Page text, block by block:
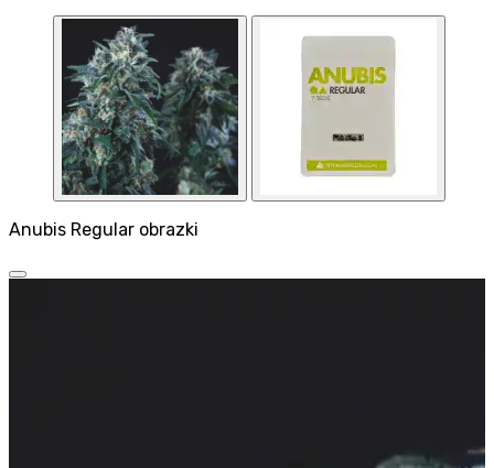
Anubis Regular obrazki